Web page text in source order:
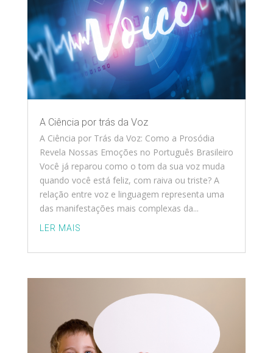
A Ciência por trás da Voz
A Ciência por Trás da Voz: Como a Prosódia
Revela Nossas Emoções no Português Brasileiro
Você já reparou como o tom da sua voz muda
quando você está feliz, com raiva ou triste? A
relação entre voz e linguagem representa uma
das manifestações mais complexas da...
LER MAIS